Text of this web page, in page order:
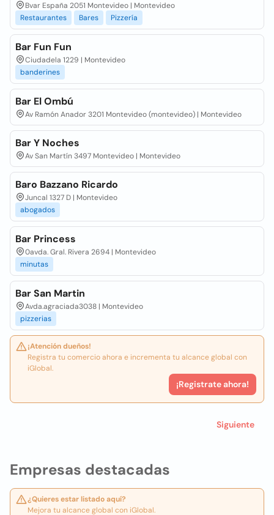
Empresas destacadas
¿Quieres estar listado aquí?
Mejora tu alcance global con iGlobal.
Bvar España 2051 Montevideo | Montevideo
Restaurantes
Bares Pizzería
Bar Fun Fun
Ciudadela 1229 | Montevideo
banderines
Bar El Ombú
Av Ramón Anador 3201 Montevideo (montevideo) | Montevideo
Bar Y Noches
Av San Martín 3497 Montevideo | Montevideo
Baro Bazzano Ricardo
Juncal 1327 D | Montevideo
abogados
Bar Princess
0avda. Gral. Rivera 2694 | Montevideo
minutas
Bar San Martin
Avda.agraciada3038 | Montevideo
pizzerias
¡Atención dueños!
Registra tu comercio ahora e incrementa tu alcance global con
iGlobal.
¡Registrate ahora!
Siguiente